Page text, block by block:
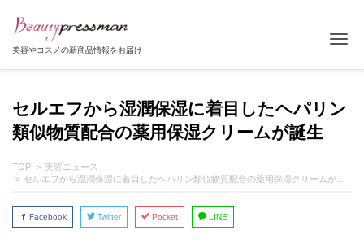
美容やコスメの新商品情報をお届け
セルエフから湿潤保湿に着目したヘパリン
類似物質配合の薬用保湿クリームが誕生
TOP
美容ニュース
セルエフから湿潤保湿に着目したヘパリン類似物質配合の薬用保湿クリームが誕生
Facebook Twitter Pocket LINE